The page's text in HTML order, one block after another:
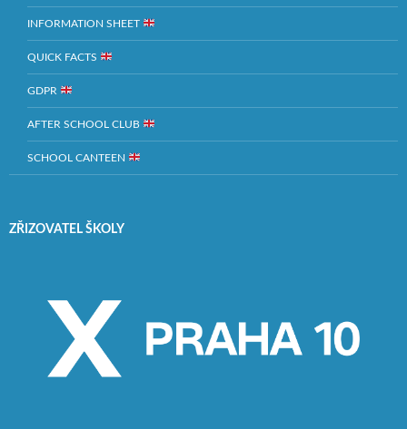
INFORMATION SHEET
QUICK FACTS
GDPR
AFTER SCHOOL CLUB
SCHOOL CANTEEN
ZŘIZOVATEL ŠKOLY